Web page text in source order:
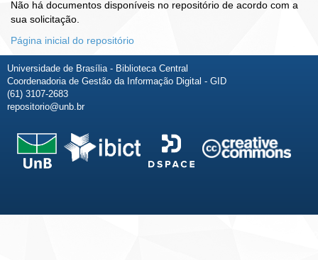
Não há documentos disponíveis no repositório de acordo com a
sua solicitação.
Página inicial do repositório
Universidade de Brasília - Biblioteca Central
Coordenadoria de Gestão da Informação Digital - GID
(61) 3107-2683
repositorio@unb.br